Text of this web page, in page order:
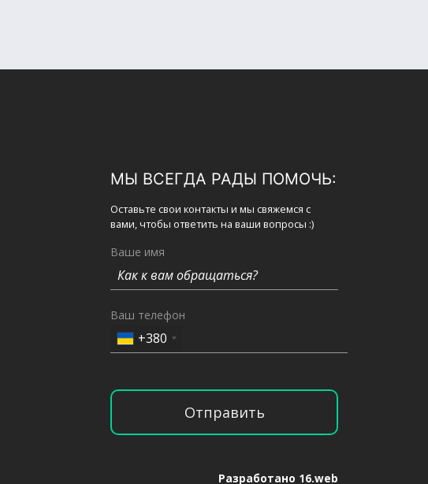
МЫ ВСЕГДА РАДЫ ПОМОЧЬ:
Оставьте свои контакты и мы свяжемся с
вами, чтобы ответить на ваши вопросы :)
Ваше имя
Ваш телефон
+380
Отправить
Разработано 16.web